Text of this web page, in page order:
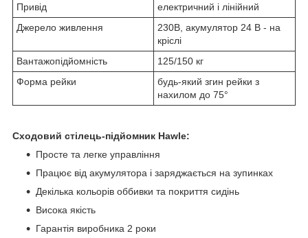
Привід
електричний і лінійний
Джерело живлення
230В, акумулятор 24 В - на
кріслі
Вантажопідйомність
125/150 кг
Форма рейки
будь-який згин рейки з
нахилом до 75°
Сходовий стілець-підйомник Hawle:
Просте та легке управління
Працює від акумулятора і заряджається на зупинках
Декілька кольорів оббивки та покриття сидінь
Висока якість
Гарантія виробника 2 роки